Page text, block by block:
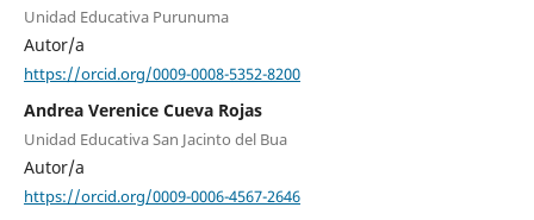
Unidad Educativa Purunuma
Autor/a
https://orcid.org/0009-0008-5352-8200
Andrea Verenice Cueva Rojas
Unidad Educativa San Jacinto del Bua
Autor/a
https://orcid.org/0009-0006-4567-2646